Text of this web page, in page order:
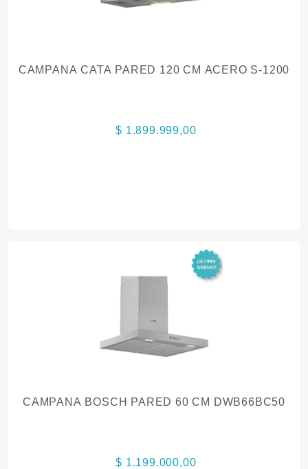
CAMPANA CATA PARED 120 CM ACERO S-1200
$ 1.899.999,00
CAMPANA BOSCH PARED 60 CM DWB66BC50
$ 1.199.000,00